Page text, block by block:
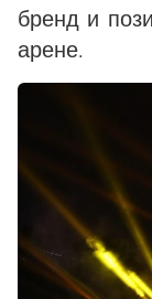
бренд и
арене.